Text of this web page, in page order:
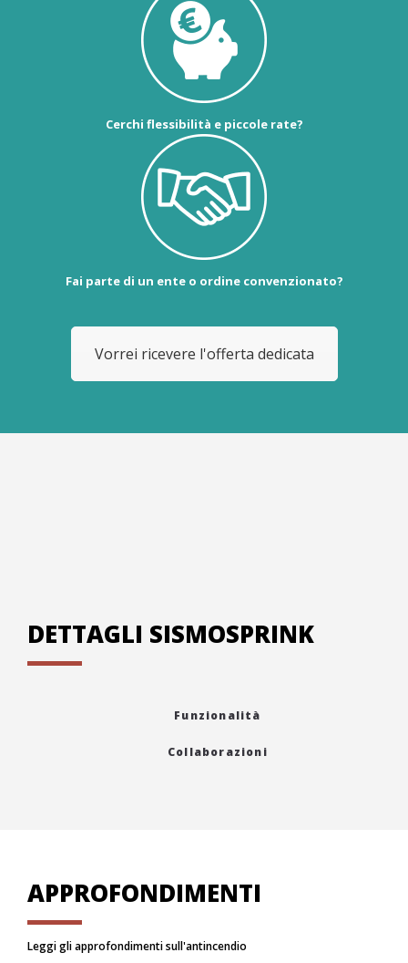
Cerchi flessibilità e piccole rate?
Fai parte di un ente o ordine convenzionato?
Vorrei ricevere l'offerta dedicata
DETTAGLI SISMOSPRINK
Funzionalità
Collaborazioni
APPROFONDIMENTI
Leggi gli approfondimenti sull'antincendio